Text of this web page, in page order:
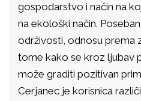
gospodarstvo i način na
na ekološki način.
održivosti, odnosu prema
tome kako se kroz ljubav
može graditi pozitivan
Cerjanec je korisnica